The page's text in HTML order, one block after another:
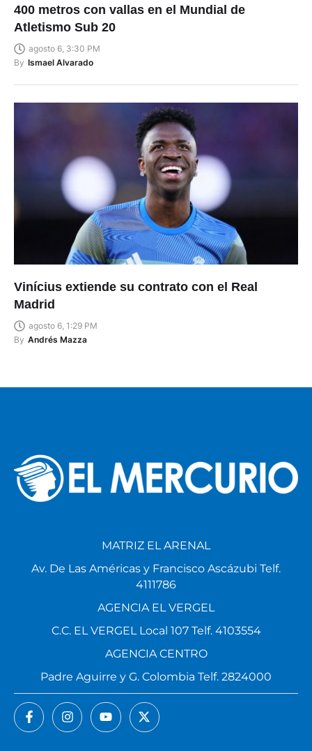
400 metros con vallas en el Mundial de
Atletismo Sub 20
agosto 6, 3:30 PM
By Ismael Alvarado
Vinícius extiende su contrato con el Real
Madrid
agosto 6, 1:29 PM
By Andrés Mazza
MATRIZ EL ARENAL
Av. De Las Américas y Francisco Ascázubi Telf.
4111786
AGENCIA EL VERGEL
C.C. EL VERGEL Local 107 Telf. 4103554
AGENCIA CENTRO
Padre Aguirre y G. Colombia Telf. 2824000